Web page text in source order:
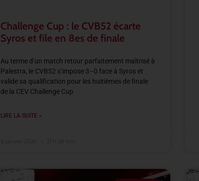
Challenge Cup : le CVB52 écarte
Syros et file en 8es de finale
Au terme d’un match retour parfaitement maîtrisé à
Palestra, le CVB52 s’impose 3–0 face à Syros et
valide sa qualification pour les huitièmes de finale
de la CEV Challenge Cup
LIRE LA SUITE »